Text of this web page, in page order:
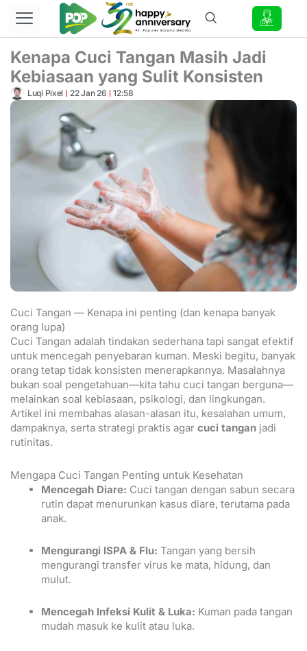
Lewati
konten
Kenapa Cuci Tangan Masih Jadi
Kebiasaan yang Sulit Konsisten
Luqi Pixel 22 Jan 26 12:58
Cuci Tangan — Kenapa ini penting (dan kenapa banyak
orang lupa)
Cuci Tangan adalah tindakan sederhana tapi sangat efektif
untuk mencegah penyebaran kuman. Meski begitu, banyak
orang tetap tidak konsisten menerapkannya. Masalahnya
bukan soal pengetahuan—kita tahu cuci tangan berguna—
melainkan soal kebiasaan, psikologi, dan lingkungan.
Artikel ini membahas alasan-alasan itu, kesalahan umum,
dampaknya, serta strategi praktis agar cuci tangan jadi
rutinitas.
Mengapa Cuci Tangan Penting untuk Kesehatan
Mencegah Diare: Cuci tangan dengan sabun secara
rutin dapat menurunkan kasus diare, terutama pada
anak.
Mengurangi ISPA & Flu: Tangan yang bersih
mengurangi transfer virus ke mata, hidung, dan
mulut.
Mencegah Infeksi Kulit & Luka: Kuman pada tangan
mudah masuk ke kulit atau luka.